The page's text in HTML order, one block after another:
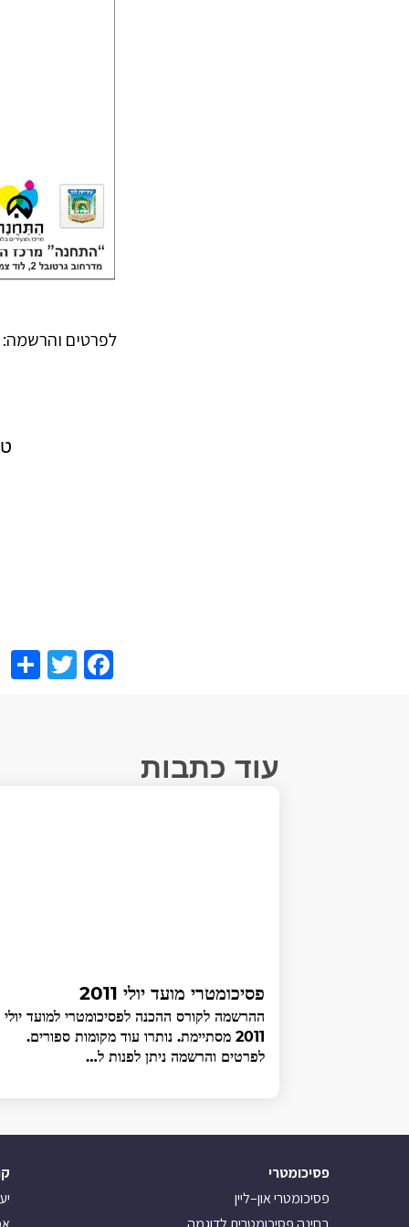
לפרטים והרשמה:
עוד כתבות
פסיכומטרי מועד יולי 2011
ההרשמה לקורס ההכנה לפסיכומטרי למועד יולי
2011 מסתיימת. נותרו עוד מקומות ספורים.
לפרטים והרשמה ניתן לפנות ל…
פסיכומטרי
פסיכומטרי און–ליין